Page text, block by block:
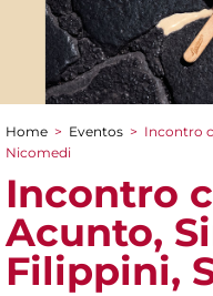
You are here
Home > Eventos > Incontro
Nicomedi
Incontro
Acunto,
Filippini,